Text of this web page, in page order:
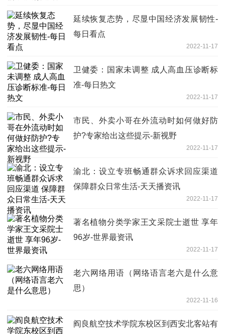
延续恢复态势，尽显中国经济发展韧性-
每日看点
2022-11-17
卫健委：国家未调整 成人高血压诊断标
准-每日热文
2022-11-17
市民、外卖小哥在外流动时如何做好防
护?专家给出这些提示-新视野
2022-11-17
渝北：设立专班畅通群众诉求回应渠道
保障群众日常生活-天天播资讯
2022-11-17
著名植物分类学家王文采院士逝世 享年
96岁-世界最资讯
2022-11-17
老六网络用语（网络语言老六是什么意
思）
2022-11-16
阎良航空技术学院东校区到西安北客站有